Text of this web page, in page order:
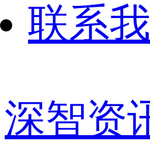
联系
深智资